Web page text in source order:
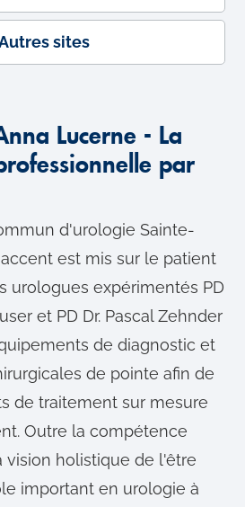
sites
Lucerne - La
par
d'urologie Sainte-
est mis sur le patient
urologues expérimentés PD
et PD Dr. Pascal Zehnder
de diagnostic et
de pointe afin de
de traitement sur mesure
Outre la compétence
vision holistique de l'être
important en urologie à